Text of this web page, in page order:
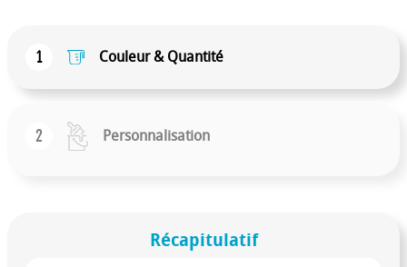
1 Couleur & Quantité
2 Personnalisation
Récapitulatif